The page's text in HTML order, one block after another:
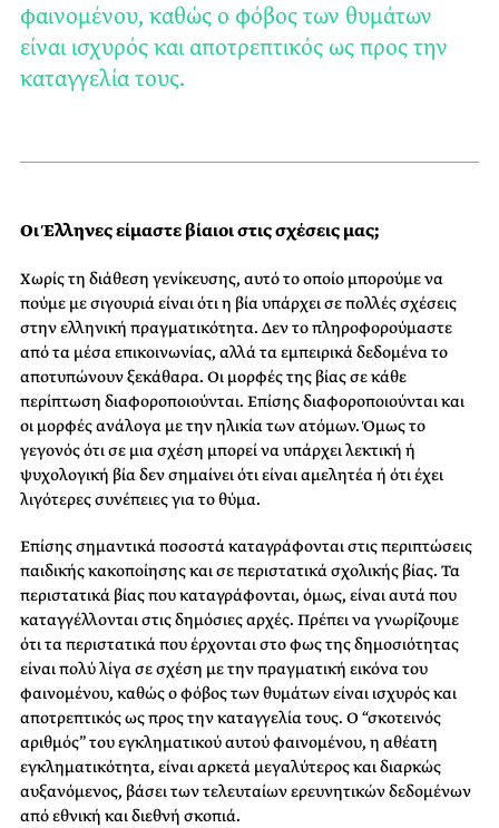
φαινομένου, καθώς ο φόβος των θυμάτων
είναι ισχυρός και αποτρεπτικός ως προς την
καταγγελία τους.
Οι Έλληνες είμαστε βίαιοι στις σχέσεις μας;
Χωρίς τη διάθεση γενίκευσης, αυτό το οποίο μπορούμε να
πούμε με σιγουριά είναι ότι η βία υπάρχει σε πολλές σχέσεις
στην ελληνική πραγματικότητα. Δεν το πληροφορούμαστε
από τα μέσα επικοινωνίας, αλλά τα εμπειρικά δεδομένα το
αποτυπώνουν ξεκάθαρα. Οι μορφές της βίας σε κάθε
περίπτωση διαφοροποιούνται. Επίσης διαφοροποιούνται και
οι μορφές ανάλογα με την ηλικία των ατόμων. Όμως το
γεγονός ότι σε μια σχέση μπορεί να υπάρχει λεκτική ή
ψυχολογική βία δεν σημαίνει ότι είναι αμελητέα ή ότι έχει
λιγότερες συνέπειες για το θύμα.
Επίσης σημαντικά ποσοστά καταγράφονται στις περιπτώσεις
παιδικής κακοποίησης και σε περιστατικά σχολικής βίας. Τα
περιστατικά βίας που καταγράφονται, όμως, είναι αυτά που
καταγγέλλονται στις δημόσιες αρχές. Πρέπει να γνωρίζουμε
ότι τα περιστατικά που έρχονται στο φως της δημοσιότητας
είναι πολύ λίγα σε σχέση με την πραγματική εικόνα του
φαινομένου, καθώς ο φόβος των θυμάτων είναι ισχυρός και
αποτρεπτικός ως προς την καταγγελία τους. Ο “σκοτεινός
αριθμός” του εγκληματικού αυτού φαινομένου, η αθέατη
εγκληματικότητα, είναι αρκετά μεγαλύτερος και διαρκώς
αυξανόμενος, βάσει των τελευταίων ερευνητικών δεδομένων
από εθνική και διεθνή σκοπιά.